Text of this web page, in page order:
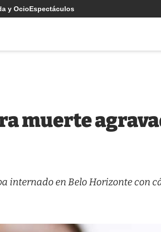
y OcioEspectáculos
muerte
internado en Belo Horizonte con